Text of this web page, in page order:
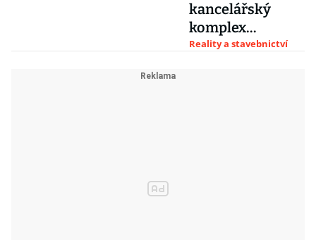
kancelářský
komplex
přechází z
Reality a stavebnictví